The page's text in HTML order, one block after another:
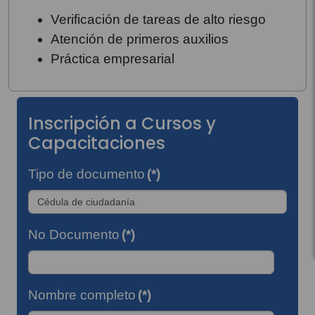
Verificación de tareas de alto riesgo
Atención de primeros auxilios
Práctica empresarial
Inscripción a Cursos y
Capacitaciones
Tipo de documento (*)
No Documento (*)
Nombre completo (*)